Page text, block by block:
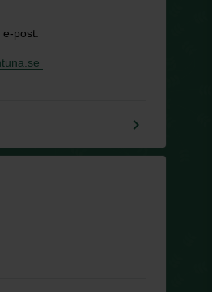
post.
keyboard_arrow_right